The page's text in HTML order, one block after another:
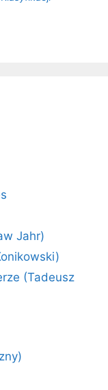
Jahr)
(Tadeusz